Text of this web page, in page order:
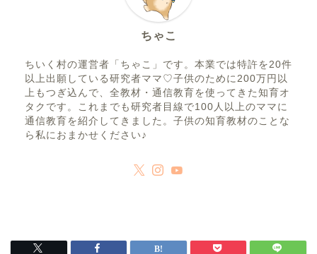
ちゃこ
ちいく村の運営者「ちゃこ」です。本業では特許を20件
以上出願している研究者ママ♡子供のために200万円以
上もつぎ込んで、全教材・通信教育を使ってきた知育オ
タクです。これまでも研究者目線で100人以上のママに
通信教育を紹介してきました。子供の知育教材のことな
ら私におまかせください♪